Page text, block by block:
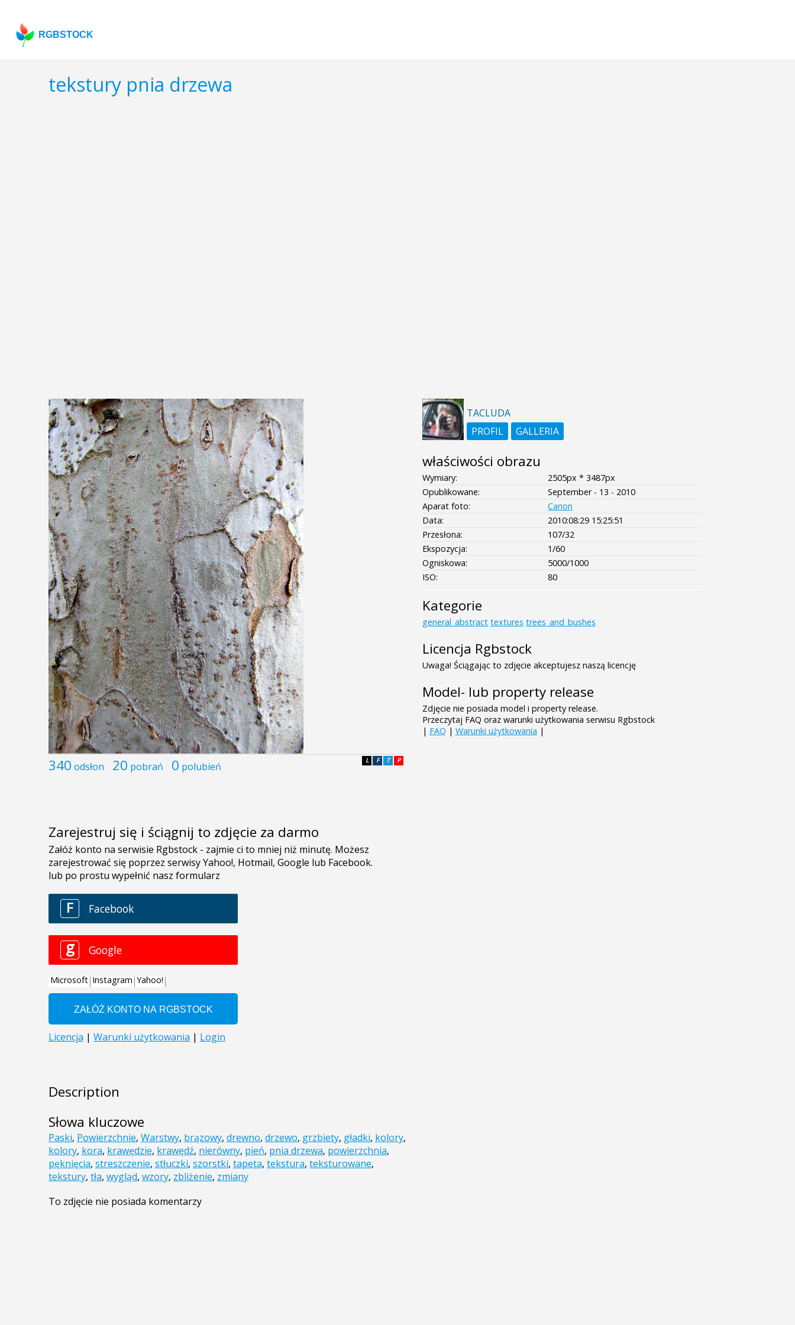
RGBSTOCK
tekstury pnia drzewa
340 odsłon 20 pobrań 0 polubień P
T
F
L
Zarejestruj się i ściągnij to zdjęcie za darmo
Description
Słowa kluczowe
Paski, Powierzchnie, Warstwy, brązowy, drewno, drzewo, grzbiety, gładki, kolory,
kolory, kora, krawędzie, krawędź, nierówny, pień, pnia drzewa, powierzchnia,
pęknięcia, streszczenie, stłuczki, szorstki, tapeta, tekstura, teksturowane,
tekstury, tła, wygląd, wzory, zbliżenie, zmiany
To zdjęcie nie posiada komentarzy
TACLUDA
PROFIL
GALLERIA
właściwości obrazu
Wymiary:
2505px * 3487px
Opublikowane:
September - 13 - 2010
Aparat foto:
Canon
Data:
2010:08:29 15:25:51
Przesłona:
107/32
Ekspozycja:
1/60
Ogniskowa:
5000/1000
ISO:
80
Kategorie
general_abstract textures trees_and_bushes
Licencja Rgbstock
Uwaga! Ściągając to zdjęcie akceptujesz naszą licencję
Model- lub property release
Zdjęcie nie posiada model i property release.
Przeczytaj FAQ oraz warunki użytkowania serwisu Rgbstock
| FAQ | Warunki użytkowania |